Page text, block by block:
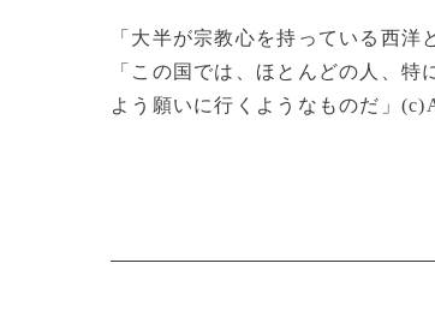
「大半が宗教心を持っている西
「この国では、ほとんどの人、
よう願いに行くようなものだ」